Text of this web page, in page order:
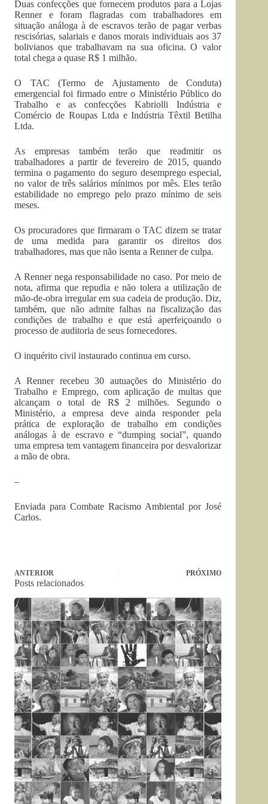
Duas confecções que fornecem produtos para a Lojas
Renner e foram flagradas com trabalhadores em
situação análoga à de escravos terão de pagar verbas
rescisórias, salariais e danos morais individuais aos 37
bolivianos que trabalhavam na sua oficina. O valor
total chega a quase R$ 1 milhão.
O TAC (Termo de Ajustamento de Conduta)
emergencial foi firmado entre o Ministério Público do
Trabalho e as confecções Kabriolli Indústria e
Comércio de Roupas Ltda e Indústria Têxtil Betilha
Ltda.
As empresas também terão que readmitir os
trabalhadores a partir de fevereiro de 2015, quando
termina o pagamento do seguro desemprego especial,
no valor de três salários mínimos por mês. Eles terão
estabilidade no emprego pelo prazo mínimo de seis
meses.
Os procuradores que firmaram o TAC dizem se tratar
de uma medida para garantir os direitos dos
trabalhadores, mas que não isenta a Renner de culpa.
A Renner nega responsabilidade no caso. Por meio de
nota, afirma que repudia e não tolera a utilização de
mão-de-obra irregular em sua cadeia de produção. Diz,
também, que não admite falhas na fiscalização das
condições de trabalho e que está aperfeiçoando o
processo de auditoria de seus fornecedores.
O inquérito civil instaurado continua em curso.
A Renner recebeu 30 autuações do Ministério do
Trabalho e Emprego, com aplicação de multas que
alcançam o total de R$ 2 milhões. Segundo o
Ministério, a empresa deve ainda responder pela
prática de exploração de trabalho em condições
análogas à de escravo e “dumping social”, quando
uma empresa tem vantagem financeira por desvalorizar
a mão de obra.
–
Enviada para Combate Racismo Ambiental por José
Carlos.
ANTERIOR PRÓXIMO
Posts relacionados